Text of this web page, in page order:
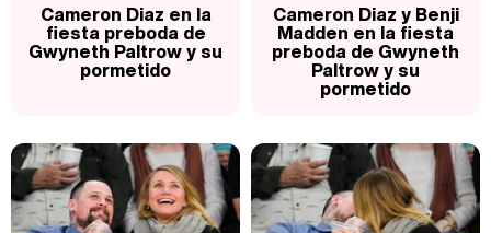
Cameron Diaz en la
fiesta preboda de
Gwyneth Paltrow y su
pormetido
Cameron Diaz y Benji
Madden en la fiesta
preboda de Gwyneth
Paltrow y su
pormetido